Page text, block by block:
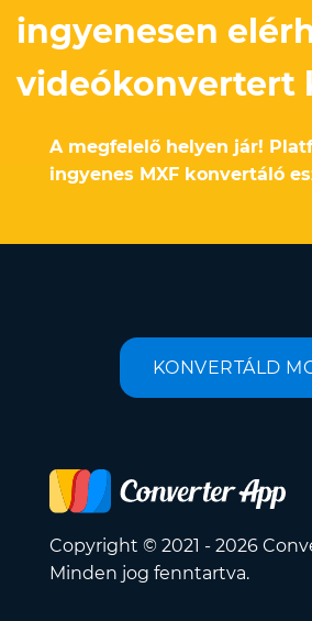
ingyenesen
videókonvertert
A megfelelő helyen jár!
ingyenes MXF konvertáló
KONVERTÁLD
Copyright © 2021 - 2026
Minden jog fenntartva.